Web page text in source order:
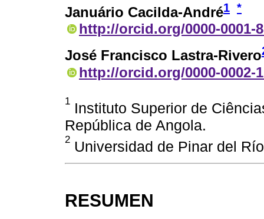
Januário Cacilda-André1 *
http://orcid.org/0000-0001-
José Francisco Lastra-Rivero
http://orcid.org/0000-0002-
1 Instituto Superior de
República de Angola.
2 Universidad de Pinar del
RESUMEN